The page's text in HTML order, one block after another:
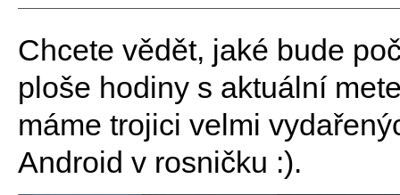
Chcete vědět, jaké bude
ploše hodiny s aktuální
máme trojici velmi
Android v rosničku :).